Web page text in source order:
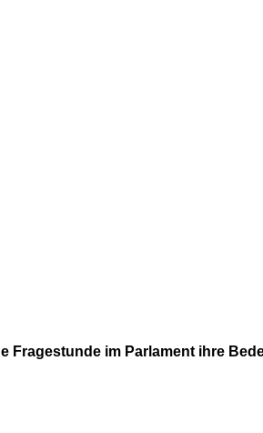
Fragestunde im Parlament ihre